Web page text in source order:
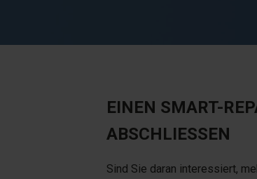
EINEN SMART-
ABSCHLIESSEN
Sind Sie daran interessiert,